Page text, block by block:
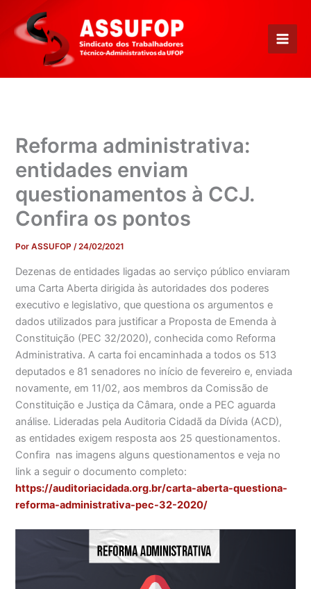
para
conteúdo
Reforma administrativa:
entidades enviam
questionamentos à CCJ.
Confira os pontos
PorASSUFOP/24/02/2021
Dezenas de entidades ligadas ao serviço público enviaram
uma Carta Aberta dirigida às autoridades dos poderes
executivo e legislativo, que questiona os argumentos e
dados utilizados para justificar a Proposta de Emenda à
Constituição (PEC 32/2020), conhecida como Reforma
Administrativa. A carta foi encaminhada a todos os 513
deputados e 81 senadores no início de fevereiro e, enviada
novamente, em 11/02, aos membros da Comissão de
Constituição e Justiça da Câmara, onde a PEC aguarda
análise. Lideradas pela Auditoria Cidadã da Dívida (ACD),
as entidades exigem resposta aos 25 questionamentos.
Confira nas imagens alguns questionamentos e veja no
link a seguir o documento completo:
https://auditoriacidada.org.br/carta-aberta-questiona-
reforma-administrativa-pec-32-2020/